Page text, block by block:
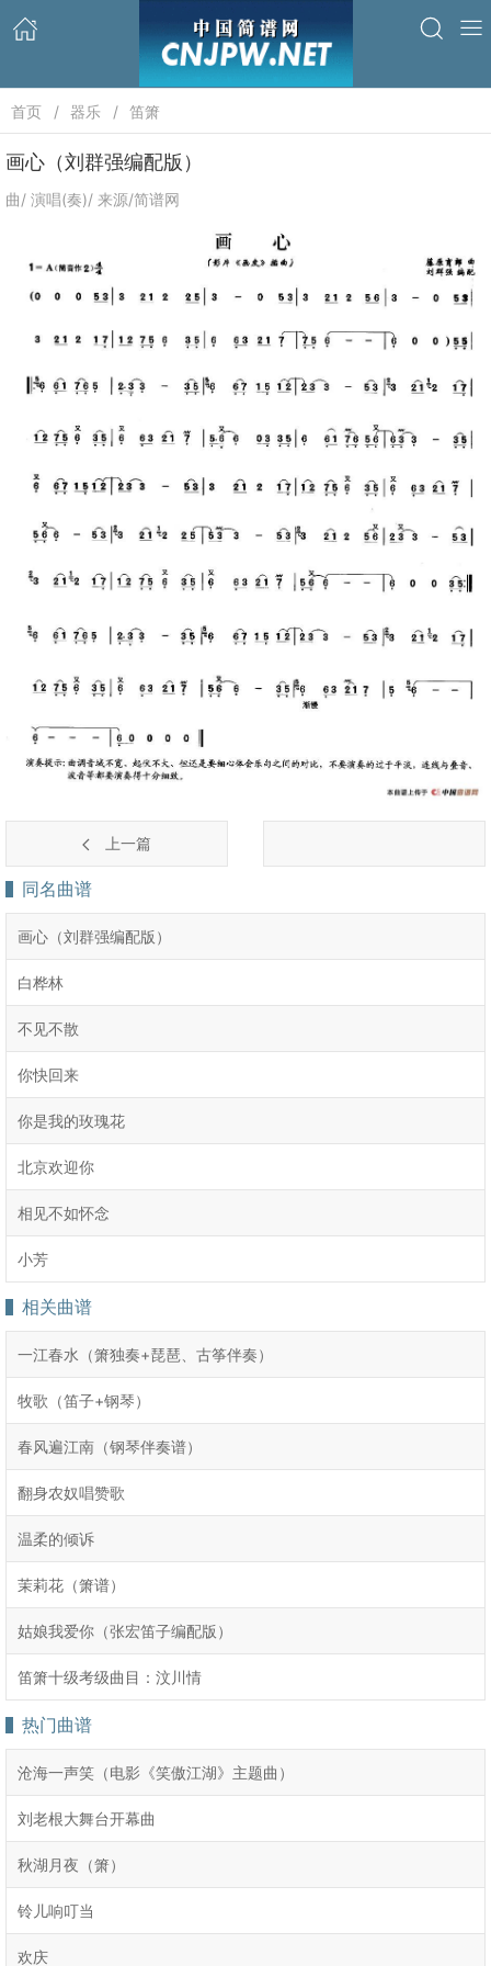
首页 器乐 笛箫
画心（刘群强编配版）
曲/ 演唱(奏)/ 来源/简谱网
上一篇
同名曲谱
画心（刘群强编配版）
白桦林
不见不散
你快回来
你是我的玫瑰花
北京欢迎你
相见不如怀念
小芳
相关曲谱
一江春水（箫独奏+琵琶、古筝伴奏）
牧歌（笛子+钢琴）
春风遍江南（钢琴伴奏谱）
翻身农奴唱赞歌
温柔的倾诉
茉莉花（箫谱）
姑娘我爱你（张宏笛子编配版）
笛箫十级考级曲目：汶川情
热门曲谱
沧海一声笑（电影《笑傲江湖》主题曲）
刘老根大舞台开幕曲
秋湖月夜（箫）
铃儿响叮当
欢庆